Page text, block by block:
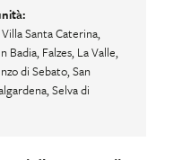
Santa Caterina,
Badia, Falzes, La Valle,
di Sebato, San
Selva di